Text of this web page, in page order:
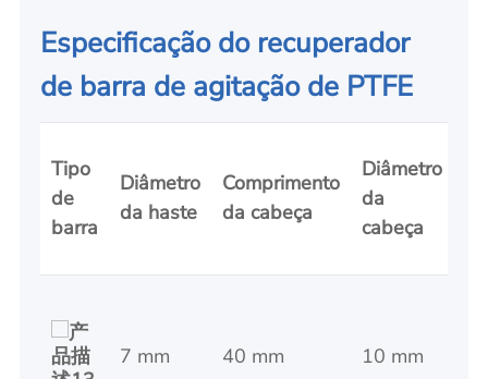
Especificação do recuperador
de barra de agitação de PTFE
Tipo
de
barra
Diâmetro
da haste
Comprimento
da cabeça
Diâmetro
da
cabeça
7 mm 40 mm 10 mm